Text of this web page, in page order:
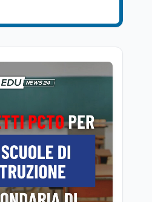
Sparatoria a Bangkok:
5 insegnanti e i nonni
Editoriali7 ago
settembre tra legge
elettorale e Rai. La
premier Meloni attesa a
Bari il 4 settembre per
celebrare il governo più
longevo dell’Italia
repubblicana
Cultura7 ago
Ravenna, il settembre
dantesco nel 705°
anniversario della morte
del Sommo Poeta